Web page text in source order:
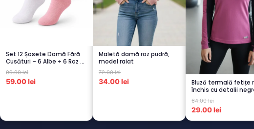
Set 12 Șosete Damă Fără
Cusături – 6 Albe + 6 Roz –
Scu...
99.00 lei
59.00 lei
Maletă damă roz pudră,
model raiat
72.00 lei
34.00 lei
Bluză termală fetițe
închis cu detalii
pu...
64.00 lei
29.00 lei